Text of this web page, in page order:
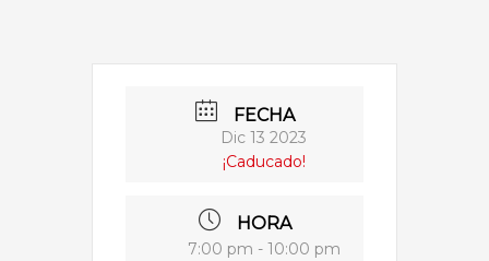
FECHA
Dic 13 2023
¡Caducado!
HORA
7:00 pm - 10:00 pm